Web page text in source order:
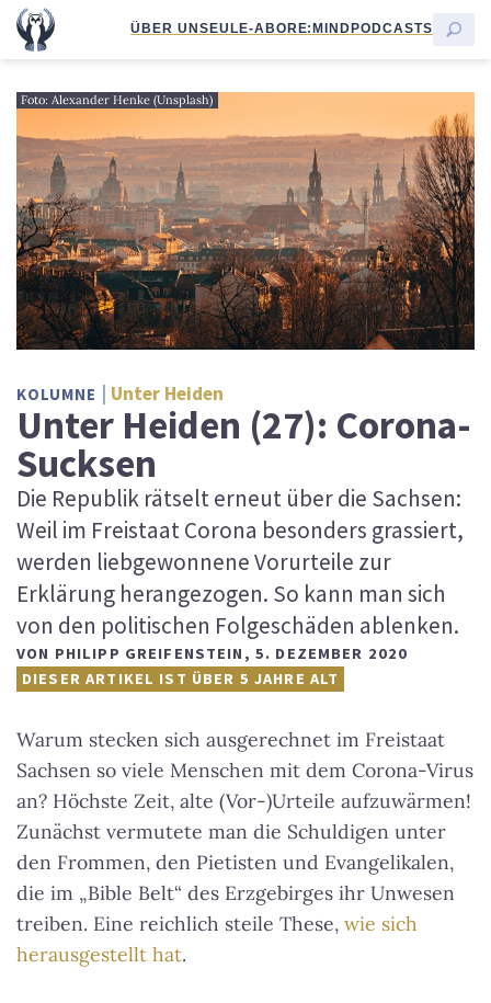
ÜBER UNSEULE-ABORE:MINDPODCASTS
Foto: Alexander Henke (Unsplash)
KOLUMNE Unter Heiden
Unter Heiden (27): Corona-
Sucksen
Die Republik rätselt erneut über die Sachsen:
Weil im Freistaat Corona besonders grassiert,
werden liebgewonnene Vorurteile zur
Erklärung herangezogen. So kann man sich
von den politischen Folgeschäden ablenken.
VON PHILIPP GREIFENSTEIN , 5. DEZEMBER 2020
DIESER ARTIKEL IST ÜBER 5 JAHRE ALT
Warum stecken sich ausgerechnet im Freistaat
Sachsen so viele Menschen mit dem Corona-Virus
an? Höchste Zeit, alte (Vor-)Urteile aufzuwärmen!
Zunächst vermutete man die Schuldigen unter
den Frommen, den Pietisten und Evangelikalen,
die im „Bible Belt“ des Erzgebirges ihr Unwesen
treiben. Eine reichlich steile These, wie sich
herausgestellt hat.